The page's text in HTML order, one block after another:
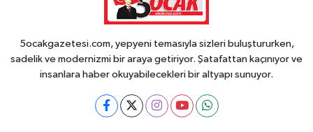
5ocakgazetesi.com, yepyeni temasıyla sizleri buluştururken,
sadelik ve modernizmi bir araya getiriyor. Şatafattan kaçınıyor ve
insanlara haber okuyabilecekleri bir altyapı sunuyor.